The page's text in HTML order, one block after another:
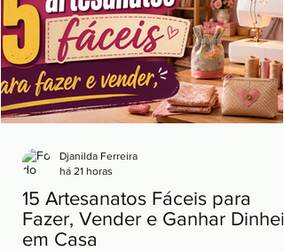
15 Artesanatos Fáceis para
Fazer, Vender e Ganhar
em Casa
Djanilda Ferreira
há 21 horas